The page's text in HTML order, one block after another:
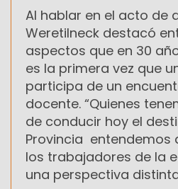
Al hablar en el acto de
Weretilneck destacó
aspectos que en 30
es la primera vez que
participa de un
docente. “Quienes
de conducir hoy el
Provincia entendemos
los trabajadores de la
una perspectiva